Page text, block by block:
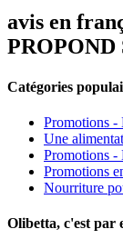
avis en
PROPOND
Catégories
Promotions -
Une
Promotions -
Promotions
Nourriture
Olibetta, c'est par